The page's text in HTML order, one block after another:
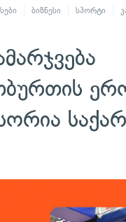
ბიზნესი სპორტი